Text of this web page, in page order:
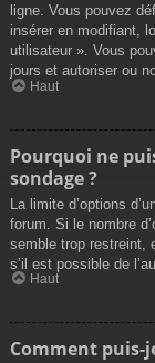
ligne. Vous pouvez
insérer en modifiant,
utilisateur ». Vous
jours et autoriser ou
Haut
Pourquoi ne
sondage ?
La limite d’options
forum. Si le nombre
semble trop restreint,
s’il est possible de
Haut
Comment puis-